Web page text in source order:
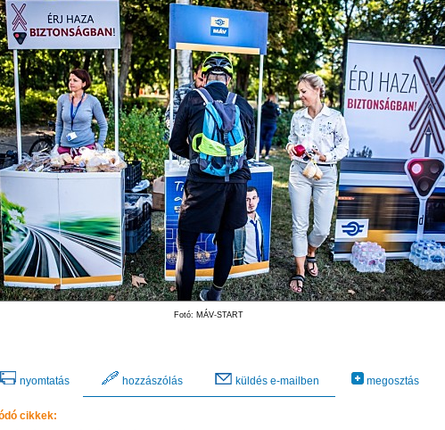
Fotó: MÁV-START
nyomtatás hozzászólás küldés e-mailben megosztás
cikkek: